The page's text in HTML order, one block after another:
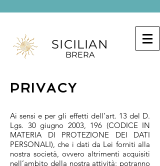
SICILIAN
BRERA
PRIVACY
Ai sensi e per gli effetti dell’art. 13 del D.
Lgs. 30 giugno 2003, 196 (CODICE IN
MATERIA DI PROTEZIONE DEI DATI
PERSONALI), che i dati da Lei forniti alla
nostra società, ovvero altrimenti acquisiti
nell’ambito della nostra attività; potranno